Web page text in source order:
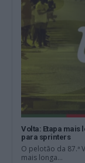
Volta: Etapa mais
para sprinters
O pelotão da 87.ª
mais longa...